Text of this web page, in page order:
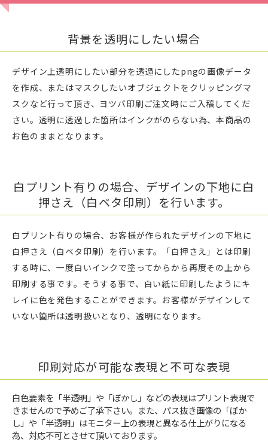
背景を透明にしたい場合
デザイン上透明にしたい部分を透過にしたpngの画像データ
を作成、またはマスクしたいオブジェクトをクリッピングマ
スクなど行って頂き、ヨツバ印刷ご注文時にご入稿してくだ
さい。透明に透過した箇所はインクがのらない為、本商品の
お色のままとなります。
白プリント有りの場合、デザインの下地に白
押さえ（白ベタ印刷）を行います。
白プリント有りの場合、お客様が作られたデザインの下地に
白押さえ（白ベタ印刷）を行います。「白押さえ」とは印刷
する時に、一度白いインクで塗ってからから再度その上から
印刷する事です。そうする事で、白い紙に印刷したようにキ
レイに色を発色することができます。お客様がデザインして
いない箇所は透明扱いとなり、透明になります。
印刷対応が可能な表現と不可な表現
白色要素を「半透明」や「ぼかし」などの表現はプリント表現で
きませんので予めご了承下さい。また、パス抜き画像の「ぼか
し」や「半透明」はモニター上の表現と異なる仕上がりになる
為、対応不可とさせて頂いております。